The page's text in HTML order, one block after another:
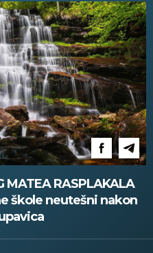
MATEA RASPLAKALA
škole neutešni nakon